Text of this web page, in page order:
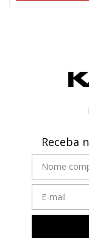
Receba